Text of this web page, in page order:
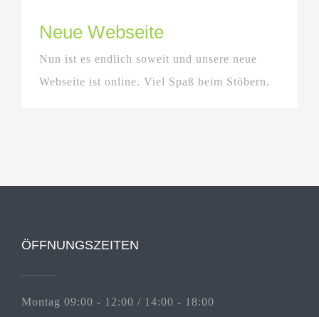
Neue Webseite
Nun ist es endlich soweit und unsere neue
Webseite ist online. Viel Spaß beim Stöbern.
ÖFFNUNGSZEITEN
Montag 09:00 - 12:00 / 14:00 - 18:00